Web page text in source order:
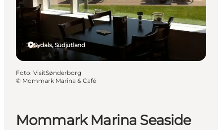
Plane deine Reise
Booking
Mommark Marina Seaside
Sydals, Südjütland
Foto: VisitSønderborg
© Mommark Marina & Café